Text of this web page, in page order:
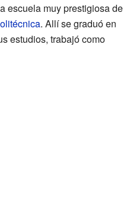
escuela muy prestigiosa de
. Allí se graduó en
estudios, trabajó como